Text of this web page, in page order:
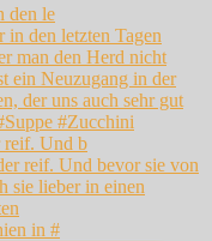
den le
reif. Und b
in #